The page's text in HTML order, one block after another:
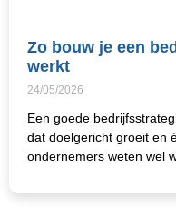
Zo bouw je een
werkt
24/05/2026
Een goede
dat doelgericht groeit en
ondernemers weten wel